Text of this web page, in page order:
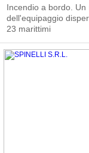
Incendio a bordo. Un
dell'equipaggio
23 marittimi